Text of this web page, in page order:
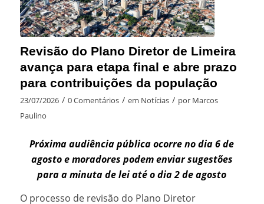
Revisão do Plano Diretor de Limeira
avança para etapa final e abre prazo
para contribuições da população
23/07/2026 / 0 Comentários / em Notícias / por Marcos
Paulino
Próxima audiência pública ocorre no dia 6 de
agosto e moradores podem enviar sugestões
para a minuta de lei até o dia 2 de agosto
O processo de revisão do Plano Diretor